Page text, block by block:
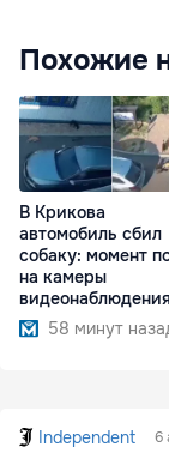
Похожие
В Крикова
автомобиль сбил
собаку: момент
на камеры
видеонаблюдения
58 минут
Independent 6